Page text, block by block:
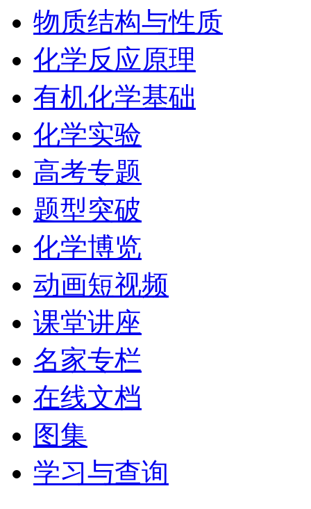
物质结构与性质
化学反应原理
有机化学基础
化学实验
高考专题
题型突破
化学博览
动画短视频
课堂讲座
名家专栏
在线文档
图集
学习与查询